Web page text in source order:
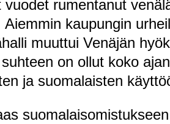
rumentanut
kaupungin
muuttui Venäjän
on ollut koko
ja suomalaisten